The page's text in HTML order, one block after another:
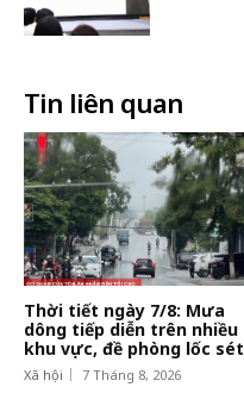
Tin liên quan
Thời tiết ngày 7/8: Mưa
dông tiếp diễn trên nhiều
khu vực, đề phòng lốc sét
Xã hội 7 Tháng 8, 2026